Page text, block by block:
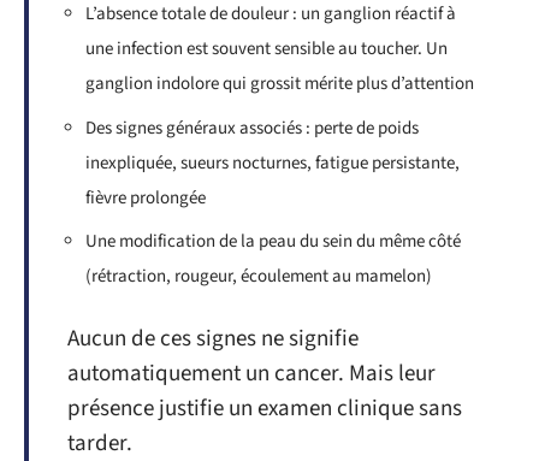
L’absence totale de douleur : un ganglion réactif à
une infection est souvent sensible au toucher. Un
ganglion indolore qui grossit mérite plus d’attention
Des signes généraux associés : perte de poids
inexpliquée, sueurs nocturnes, fatigue persistante,
fièvre prolongée
Une modification de la peau du sein du même côté
(rétraction, rougeur, écoulement au mamelon)
Aucun de ces signes ne signifie
automatiquement un cancer. Mais leur
présence justifie un examen clinique sans
tarder.